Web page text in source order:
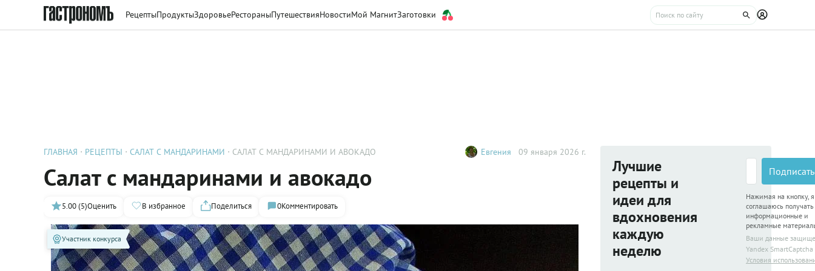
РецептыПродуктыЗдоровьеРестораныПутешествияНовостиМой МагнитЗаготовки
ГЛАВНАЯ РЕЦЕПТЫ САЛАТ С МАНДАРИНАМИ САЛАТ С МАНДАРИНАМИ И АВОКАДО Евгения 09 января 2026 г.
Салат с мандаринами и авокадо
5.00 (5)Оценить В избранное Поделиться 0Комментировать
Участник конкурса
Лучшие
рецепты и
идеи для
вдохновения
каждую
неделю
Нажимая на кнопку, я
соглашаюсь получать
информационные и
рекламные
Ваши данные
Yandex SmartCaptcha
Условия